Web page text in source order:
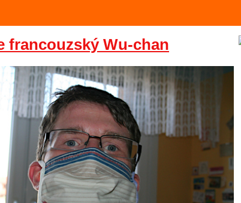
francouzský Wu-chan